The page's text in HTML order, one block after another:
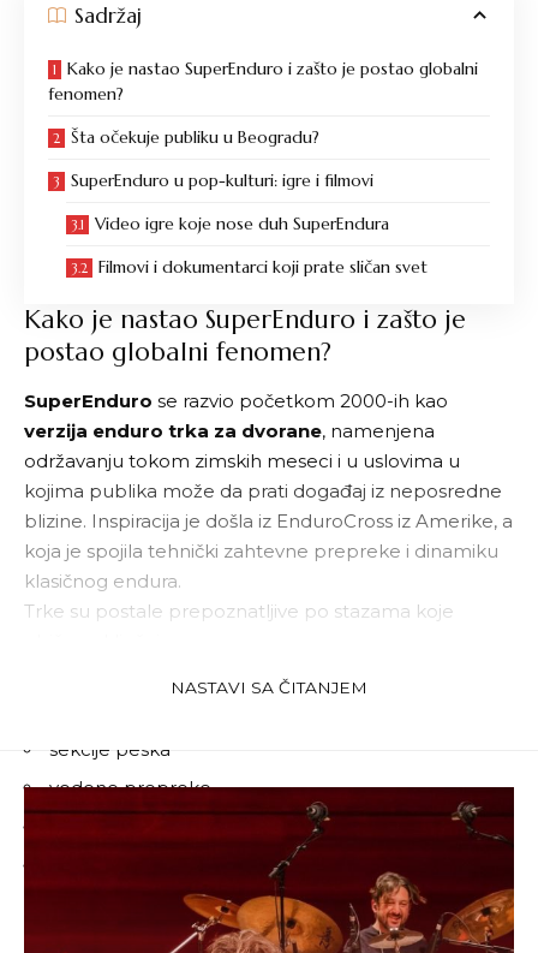
Sadržaj
Kako je nastao SuperEnduro i zašto je postao globalni
fenomen?
Šta očekuje publiku u Beogradu?
SuperEnduro u pop-kulturi: igre i filmovi
Video igre koje nose duh SuperEndura
Filmovi i dokumentarci koji prate sličan svet
Kako je nastao SuperEnduro i zašto je
postao globalni fenomen?
SuperEnduro se razvio početkom 2000-ih kao
verzija enduro trka za dvorane, namenjena
održavanju tokom zimskih meseci i u uslovima u
kojima publika može da prati događaj iz neposredne
blizine. Inspiracija je došla iz EnduroCross iz Amerike, a
koja je spojila tehnički zahtevne prepreke i dinamiku
klasičnog endura.
Trke su postale prepoznatljive po stazama koje
sekcije peska
vodene prepreke
neravne trupce i tehničke prelaze
Publika je odmah prihvatila ovaj format jer
omogućava da se sve veštine vožnje vide iz prvog
NASTAVI SA ČITANJEM